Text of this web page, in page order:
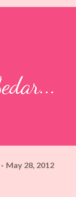
May 28, 2012